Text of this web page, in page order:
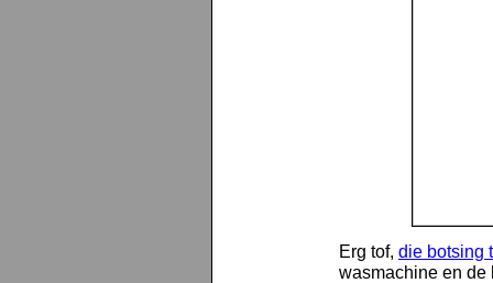
Erg tof, die botsing
wasmachine en de